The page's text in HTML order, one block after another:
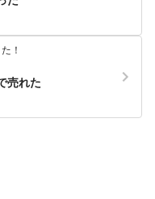
！
売れた